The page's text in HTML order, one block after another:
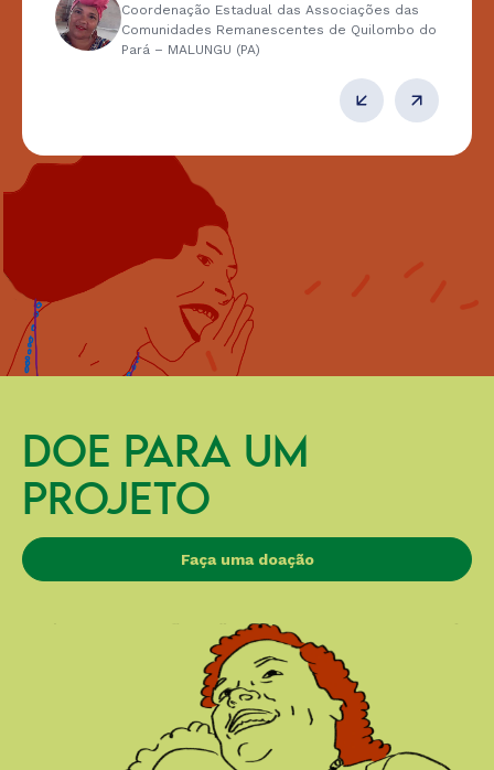
Coordenação Estadual das Associações das
Comunidades Remanescentes de Quilombo do
Pará – MALUNGU (PA)
DOE PARA UM
PROJETO
Faça uma doação